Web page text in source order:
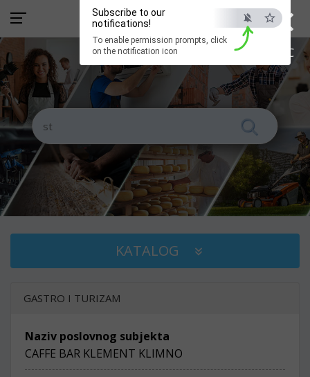
×
ESC
Subscribe to our
notifications!
To enable permission prompts, click
on the notification icon
KATALOG
GASTRO I TURIZAM
Naziv poslovnog subjekta
CAFFE BAR KLEMENT KLIMNO